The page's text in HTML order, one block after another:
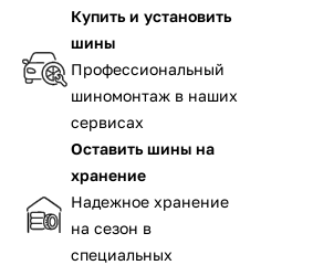
Купить и установить
шины
Профессиональный
шиномонтаж в наших
сервисах
Оставить шины на
хранение
Надежное хранение
на сезон в
специальных